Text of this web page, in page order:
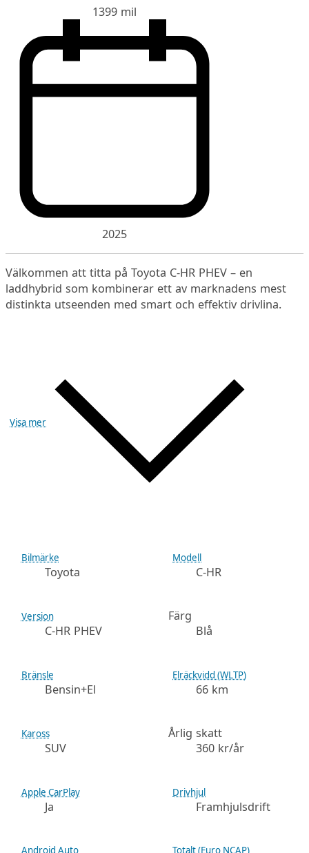
1399 mil
2025
Välkommen att titta på Toyota C-HR PHEV – en
laddhybrid som kombinerar ett av marknadens mest
distinkta utseenden med smart och effektiv drivlina.
Visa mer
Bilmärke
Toyota
Modell
C-HR
Version
C-HR PHEV
Färg
Blå
Bränsle
Bensin+El
Elräckvidd (WLTP)
66 km
Kaross
SUV
Årlig skatt
360 kr/år
Apple CarPlay
Ja
Drivhjul
Framhjulsdrift